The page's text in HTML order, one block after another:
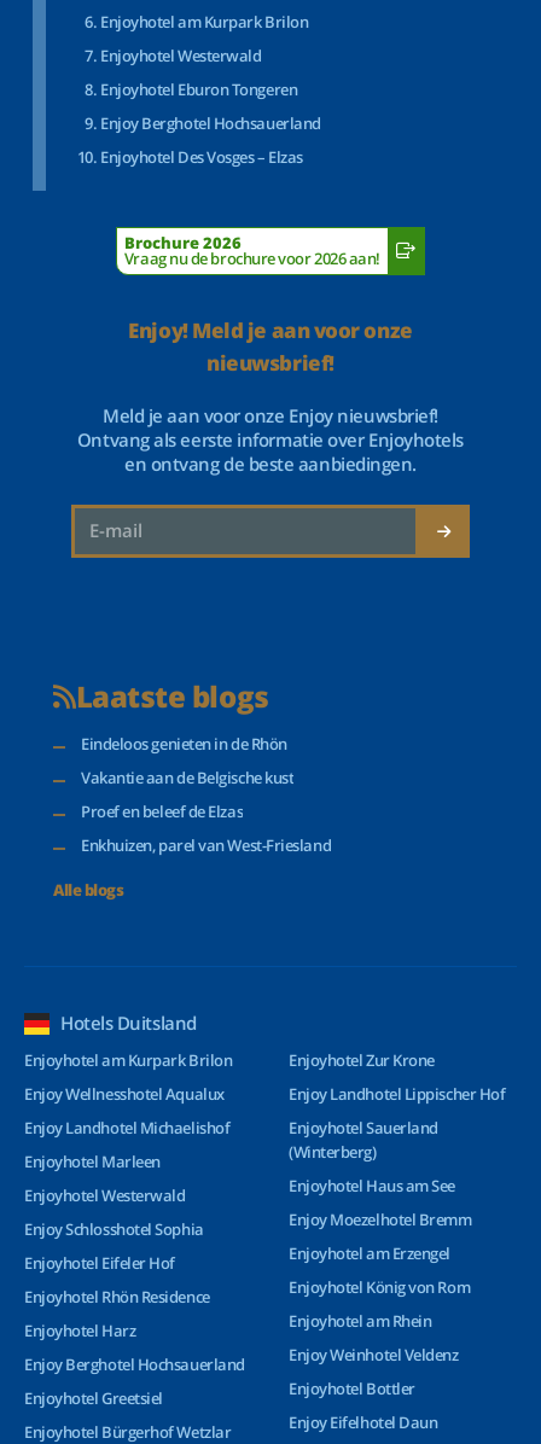
Enjoyhotel am Kurpark Brilon
Enjoyhotel Westerwald
Enjoyhotel Eburon Tongeren
Enjoy Berghotel Hochsauerland
Enjoyhotel Des Vosges – Elzas
Brochure 2026
Vraag nu de brochure voor 2026 aan!
Enjoy! Meld je aan voor onze
nieuwsbrief!
Meld je aan voor onze Enjoy nieuwsbrief!
Ontvang als eerste informatie over Enjoyhotels
en ontvang de beste aanbiedingen.
Laatste blogs
Eindeloos genieten in de Rhön
Vakantie aan de Belgische kust
Proef en beleef de Elzas
Enkhuizen, parel van West-Friesland
Alle blogs
Hotels Duitsland
Enjoyhotel am Kurpark Brilon
Enjoy Wellnesshotel Aqualux
Enjoy Landhotel Michaelishof
Enjoyhotel Marleen
Enjoyhotel Westerwald
Enjoy Schlosshotel Sophia
Enjoyhotel Eifeler Hof
Enjoyhotel Rhön Residence
Enjoyhotel Harz
Enjoy Berghotel Hochsauerland
Enjoyhotel Greetsiel
Enjoyhotel Bürgerhof Wetzlar
Enjoyhotel Zur Krone
Enjoy Landhotel Lippischer Hof
Enjoyhotel Sauerland
(Winterberg)
Enjoyhotel Haus am See
Enjoy Moezelhotel Bremm
Enjoyhotel am Erzengel
Enjoyhotel König von Rom
Enjoyhotel am Rhein
Enjoy Weinhotel Veldenz
Enjoyhotel Bottler
Enjoy Eifelhotel Daun